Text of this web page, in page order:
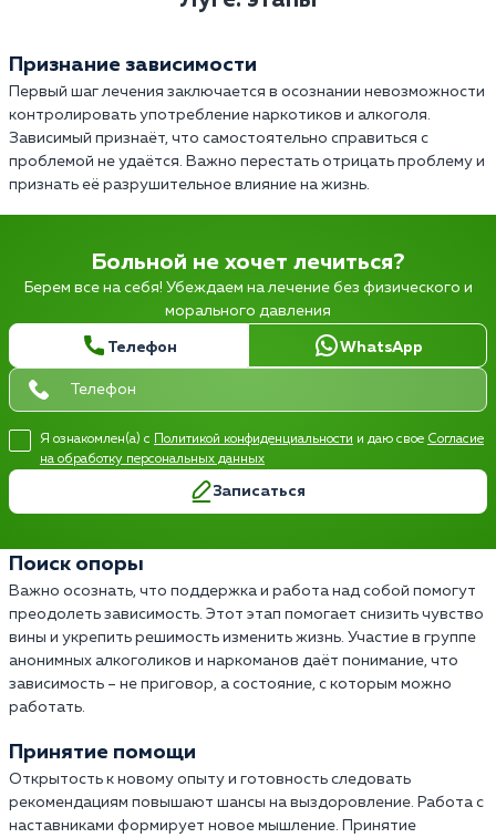
Признание зависимости
Первый шаг лечения заключается в осознании невозможности
контролировать употребление наркотиков и алкоголя.
Зависимый признаёт, что самостоятельно справиться с
проблемой не удаётся. Важно перестать отрицать проблему и
признать её разрушительное влияние на жизнь.
Больной не хочет лечиться?
Берем все на себя! Убеждаем на лечение без физического и
морального давления
Телефон WhatsApp
Я ознакомлен(а) с Политикой конфиденциальности и даю свое Согласие
на обработку персональных данных
Записаться
Поиск опоры
Важно осознать, что поддержка и работа над собой помогут
преодолеть зависимость. Этот этап помогает снизить чувство
вины и укрепить решимость изменить жизнь. Участие в группе
анонимных алкоголиков и наркоманов даёт понимание, что
зависимость – не приговор, а состояние, с которым можно
работать.
Принятие помощи
Открытость к новому опыту и готовность следовать
рекомендациям повышают шансы на выздоровление. Работа с
наставниками формирует новое мышление. Принятие